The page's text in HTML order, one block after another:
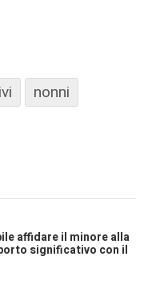
nonni
affidare il minore alla
significativo con il